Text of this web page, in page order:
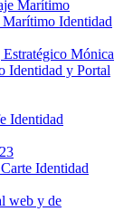
Identidad
Mónica
Identidad y Portal
Identidad
Identidad
web y de